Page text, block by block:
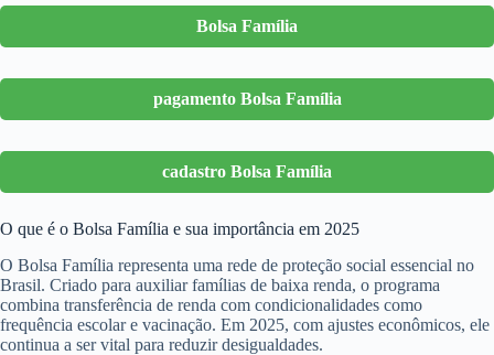
Bolsa Família
pagamento Bolsa Família
cadastro Bolsa Família
O que é o Bolsa Família e sua importância em 2025
O Bolsa Família representa uma rede de proteção social essencial no
Brasil. Criado para auxiliar famílias de baixa renda, o programa
combina transferência de renda com condicionalidades como
frequência escolar e vacinação. Em 2025, com ajustes econômicos, ele
continua a ser vital para reduzir desigualdades.